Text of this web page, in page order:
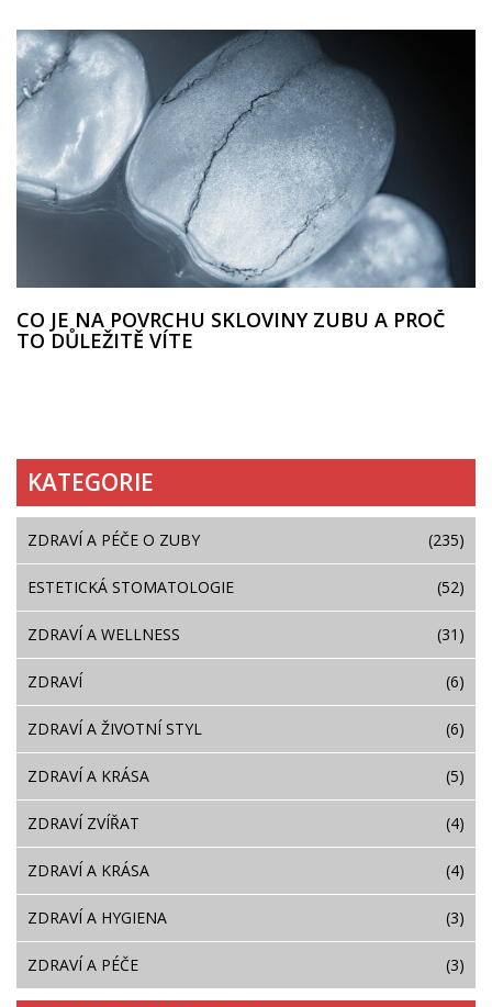
CO JE NA POVRCHU SKLOVINY ZUBU A PROČ
TO DŮLEŽITĚ VÍTE
KATEGORIE
ZDRAVÍ A PÉČE O ZUBY (235)
ESTETICKÁ STOMATOLOGIE (52)
ZDRAVÍ A WELLNESS (31)
ZDRAVÍ (6)
ZDRAVÍ A ŽIVOTNÍ STYL (6)
ZDRAVÍ A KRÁSA (5)
ZDRAVÍ ZVÍŘAT (4)
ZDRAVÍ A KRÁSA (4)
ZDRAVÍ A HYGIENA (3)
ZDRAVÍ A PÉČE (3)